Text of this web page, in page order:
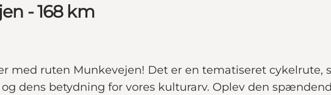
- 168 km
med ruten Munkevejen! Det er en tematiseret
dens betydning for vores kulturarv. Oplev den